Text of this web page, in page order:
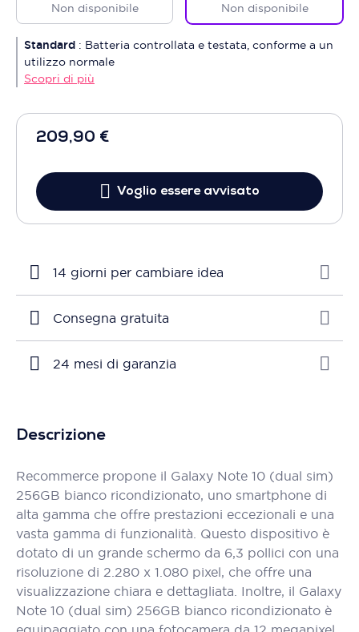
209,90 €
Voglio essere avvisato
Non disponibile Non disponibile
Standard : Batteria controllata e testata, conforme a un
utilizzo normale
Scopri di più
14 giorni per cambiare idea
Consegna gratuita
24 mesi di garanzia
Descrizione
Recommerce propone il Galaxy Note 10 (dual sim)
256GB bianco ricondizionato, uno smartphone di
alta gamma che offre prestazioni eccezionali e una
vasta gamma di funzionalità. Questo dispositivo è
dotato di un grande schermo da 6,3 pollici con una
risoluzione di 2.280 x 1.080 pixel, che offre una
visualizzazione chiara e dettagliata. Inoltre, il Galaxy
Note 10 (dual sim) 256GB bianco ricondizionato è